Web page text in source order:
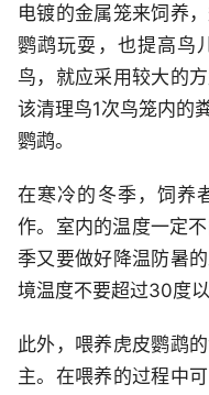
电镀的金属笼来饲养
鹦鹉玩耍，也提高鸟
鸟，就应采用较大的
该清理鸟1次鸟笼内的
鹦鹉。
在寒冷的冬季，饲养
作。室内的温度一定
季又要做好降温防暑
境温度不要超过30度以
此外，喂养虎皮鹦鹉
主。在喂养的过程中